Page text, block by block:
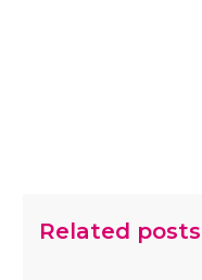
Related posts